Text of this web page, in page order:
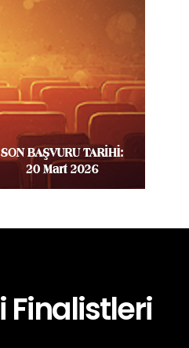
Finalistleri